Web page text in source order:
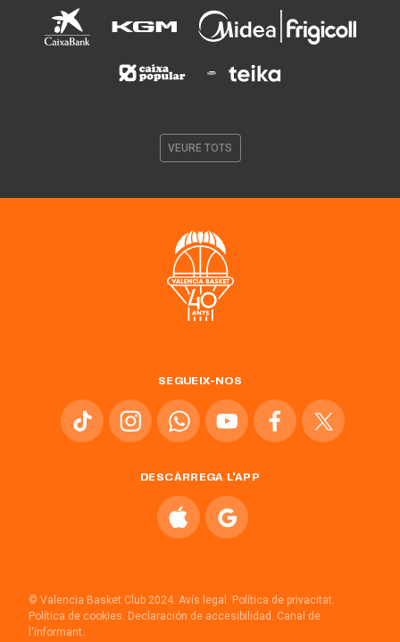
VEURE TOTS
SEGUEIX-NOS
DESCÀRREGA L'APP
© Valencia Basket Club 2024. Avís legal. Política de privacitat.
Política de cookies. Declaración de accesibilidad. Canal de
l'informant.